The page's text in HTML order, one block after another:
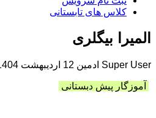
کلاس های تابستانی
المیرا بیگلری
Super User ادمین 12 ارديبهشت 1404
آموزگار پیش دبستانی